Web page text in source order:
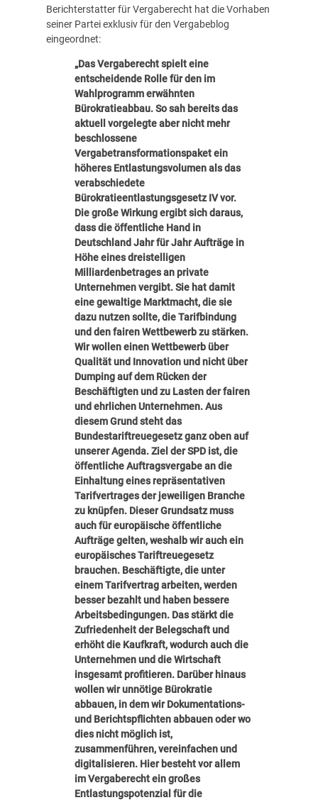
Berichterstatter für Vergaberecht hat die Vorhaben
seiner Partei exklusiv für den Vergabeblog
eingeordnet:
„Das Vergaberecht spielt eine
entscheidende Rolle für den im
Wahlprogramm erwähnten
Bürokratieabbau. So sah bereits das
aktuell vorgelegte aber nicht mehr
beschlossene
Vergabetransformationspaket ein
höheres Entlastungsvolumen als das
verabschiedete
Bürokratieentlastungsgesetz IV vor.
Die große Wirkung ergibt sich daraus,
dass die öffentliche Hand in
Deutschland Jahr für Jahr Aufträge in
Höhe eines dreistelligen
Milliardenbetrages an private
Unternehmen vergibt. Sie hat damit
eine gewaltige Marktmacht, die sie
dazu nutzen sollte, die Tarifbindung
und den fairen Wettbewerb zu stärken.
Wir wollen einen Wettbewerb über
Qualität und Innovation und nicht über
Dumping auf dem Rücken der
Beschäftigten und zu Lasten der fairen
und ehrlichen Unternehmen. Aus
diesem Grund steht das
Bundestariftreuegesetz ganz oben auf
unserer Agenda. Ziel der SPD ist, die
öffentliche Auftragsvergabe an die
Einhaltung eines repräsentativen
Tarifvertrages der jeweiligen Branche
zu knüpfen. Dieser Grundsatz muss
auch für europäische öffentliche
Aufträge gelten, weshalb wir auch ein
europäisches Tariftreuegesetz
brauchen. Beschäftigte, die unter
einem Tarifvertrag arbeiten, werden
besser bezahlt und haben bessere
Arbeitsbedingungen. Das stärkt die
Zufriedenheit der Belegschaft und
erhöht die Kaufkraft, wodurch auch die
Unternehmen und die Wirtschaft
insgesamt profitieren. Darüber hinaus
wollen wir unnötige Bürokratie
abbauen, in dem wir Dokumentations-
und Berichtspflichten abbauen oder wo
dies nicht möglich ist,
zusammenführen, vereinfachen und
digitalisieren. Hier besteht vor allem
im Vergaberecht ein großes
Entlastungspotenzial für die